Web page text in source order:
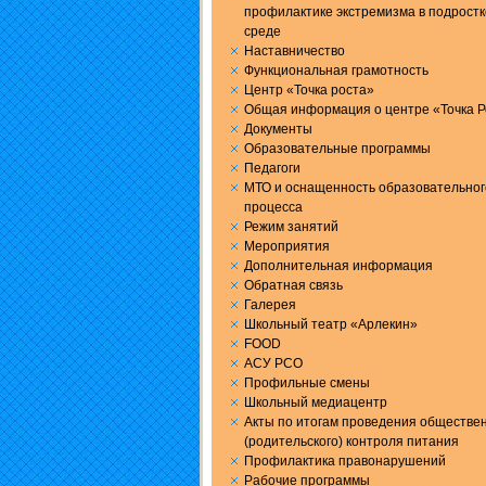
профилактике экстремизма в
среде
Наставничество
Функциональная грамотность
Центр «Точка роста»
Общая информация о центре «Точка
Документы
Образовательные программы
Педагоги
МТО и оснащенность
процесса
Режим занятий
Мероприятия
Дополнительная информация
Обратная связь
Галерея
Школьный театр «Арлекин»
FOOD
АСУ РСО
Профильные смены
Школьный медиацентр
Акты по итогам проведения
(родительского) контроля питания
Профилактика правонарушений
Рабочие программы